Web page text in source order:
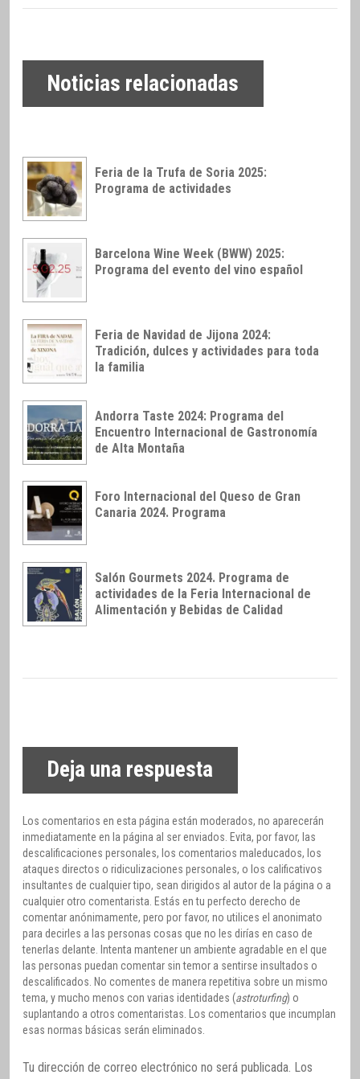
Noticias relacionadas
Feria de la Trufa de Soria 2025:
Programa de actividades
Barcelona Wine Week (BWW) 2025:
Programa del evento del vino español
Feria de Navidad de Jijona 2024:
Tradición, dulces y actividades para toda
la familia
Andorra Taste 2024: Programa del
Encuentro Internacional de Gastronomía
de Alta Montaña
Foro Internacional del Queso de Gran
Canaria 2024. Programa
Salón Gourmets 2024. Programa de
actividades de la Feria Internacional de
Alimentación y Bebidas de Calidad
Deja una respuesta
Los comentarios en esta página están moderados, no aparecerán
inmediatamente en la página al ser enviados. Evita, por favor, las
descalificaciones personales, los comentarios maleducados, los
ataques directos o ridiculizaciones personales, o los calificativos
insultantes de cualquier tipo, sean dirigidos al autor de la página o a
cualquier otro comentarista. Estás en tu perfecto derecho de
comentar anónimamente, pero por favor, no utilices el anonimato
para decirles a las personas cosas que no les dirías en caso de
tenerlas delante. Intenta mantener un ambiente agradable en el que
las personas puedan comentar sin temor a sentirse insultados o
descalificados. No comentes de manera repetitiva sobre un mismo
tema, y mucho menos con varias identidades (astroturfing) o
suplantando a otros comentaristas. Los comentarios que incumplan
esas normas básicas serán eliminados.
Tu dirección de correo electrónico no será publicada. Los